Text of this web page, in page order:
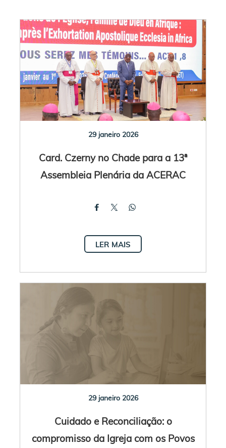
29 janeiro 2026
Card. Czerny no Chade para a 13ª
Assembleia Plenária da ACERAC
LER MAIS
29 janeiro 2026
Cuidado e Reconciliação: o
compromisso da Igreja com os Povos